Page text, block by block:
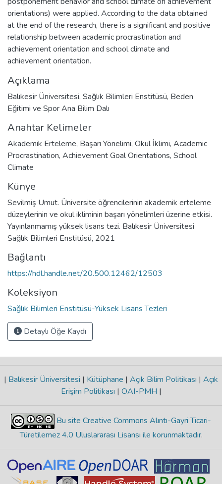
orientations) were applied. According to the data obtained
at the end of the research, there is a significant and positive
relationship between academic procrastination and
achievement orientation and school climate and
achievement orientation.
Açıklama
Balıkesir Üniversitesi, Sağlık Bilimleri Enstitüsü, Beden
Eğitimi ve Spor Ana Bilim Dalı
Anahtar Kelimeler
Akademik Erteleme, Başarı Yönelimi, Okul İklimi, Academic
Procrastination, Achievement Goal Orientations, School
Climate
Künye
Sevilmiş Umut. Üniversite öğrencilerinin akademik erteleme
düzeylerinin ve okul ikliminin başarı yönelimleri üzerine etkisi.
Yayınlanmamış yüksek lisans tezi. Balıkesir Üniversitesi
Sağlık Bilimleri Enstitüsü, 2021
Bağlantı
https://hdl.handle.net/20.500.12462/12503
Koleksiyon
Sağlık Bilimleri Enstitüsü-Yüksek Lisans Tezleri
Detaylı Öğe Kaydı
| Balıkesir Üniversitesi | Kütüphane | Açık Bilim Politikası | Açık
Erişim Politikası | OAI-PMH |
Bu site Creative Commons Alıntı-Gayri Ticari-
Türetilemez 4.0 Uluslararası Lisansı ile korunmaktadır.